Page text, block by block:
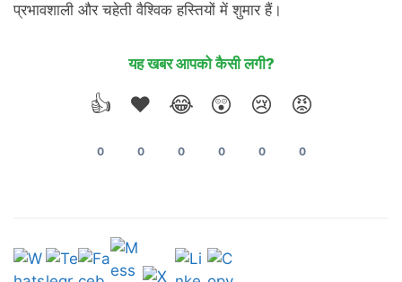
प्रभावशाली और चहेती वैश्विक हस्तियों में शुमार हैं।
यह खबर आपको कैसी लगी?
👍
0
❤️
0
😂
0
😲
0
😢
0
😡
0